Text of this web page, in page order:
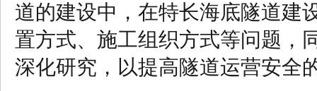
道的建设中，在特长海底隧道建
置方式、施工组织方式等问题，
深化研究，以提高隧道运营安全